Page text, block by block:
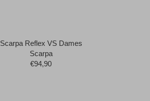
Scarpa Reflex VS Dames
Scarpa
€94,90